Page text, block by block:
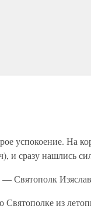
успокоение. На
и сразу нашлись
Святополк
Святополке из